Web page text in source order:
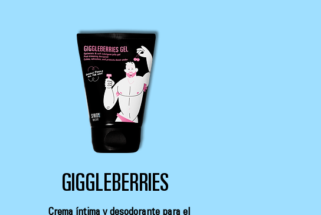
GIGGLEBERRIES
Crema íntima y desodorante para el